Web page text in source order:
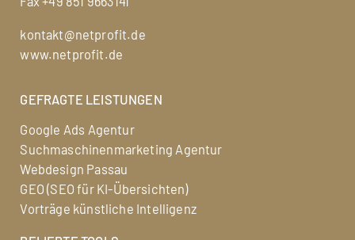
kontakt@netprofit.de
www.netprofit.de
GEFRAGTE LEISTUNGEN
Google Ads Agentur
Suchmaschinenmarketing Agentur
Webdesign Passau
GEO (SEO für KI-Übersichten)
Vorträge künstliche Intelligenz